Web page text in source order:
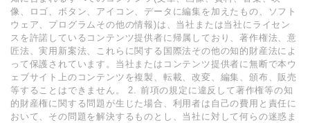
像、ロゴ、ボタン、アイコン、データに編集を加えたもの、ソフト
ウェア、プログラムその他の情報)は、当社または当社にライセン
スを許諾しているコンテンツ提供者に帰属しており、著作権法、意
匠法、実⽤新案法、これらに関する国際法その他の知的財産法によ
って保護されています。当社またはコンテンツ提供者に無断で本ウ
ェブサイト上のコンテンツを複製、転載、改変、編集、頒布、販売
等することはできません。 2. 前項の規定に違反して著作権等の知
的財産権に関する問題が⽣じた場合、利⽤者は⾃⼰の費⽤と責任に
おいて、その問題を解決するものとし、当社に対して何らの迷惑ま